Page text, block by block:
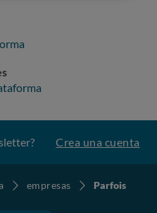
Crea una cuenta
empresas Parfois